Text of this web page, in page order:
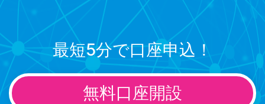
最短5分で口座申込！
無料口座開設